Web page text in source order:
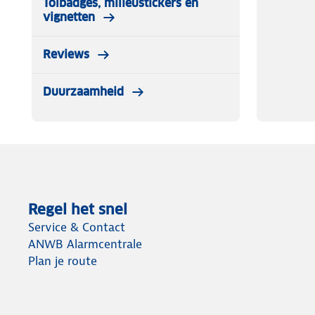
Tolbadges, milieustickers en
vignetten
Reviews
Duurzaamheid
Regel het snel
Service & Contact
ANWB Alarmcentrale
Plan je route